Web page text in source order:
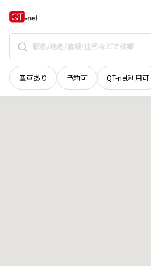
空車あり 予約可 QT-net利用可
京都府